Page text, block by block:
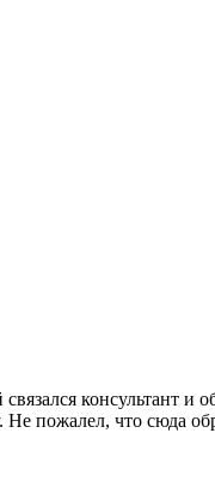
консультант и
пожалел, что сюда